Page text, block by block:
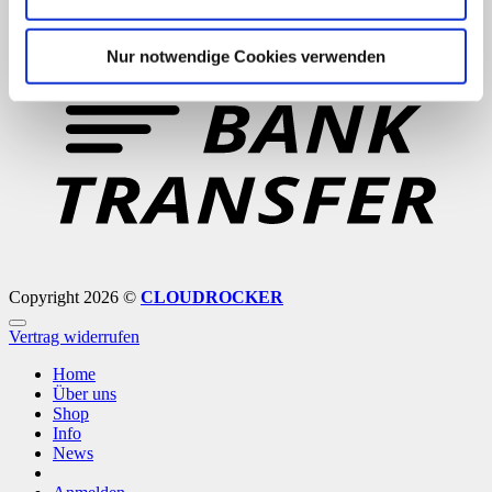
Nur notwendige Cookies verwenden
Copyright 2026 © CLOUDROCKER
Vertrag widerrufen
Home
Über uns
Shop
Info
News